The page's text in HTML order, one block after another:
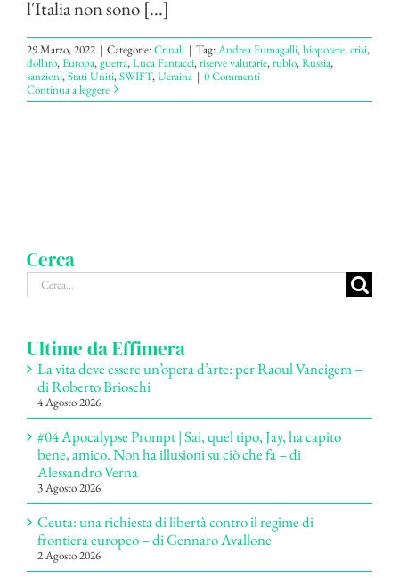
l'Italia non sono [...]
29 Marzo, 2022 | Categorie:Crinali | Tag:Andrea Fumagalli,biopotere,crisi,
dollaro,Europa,guerra,Luca Fantacci,riserve valutarie,rublo,Russia,
sanzioni,Stati Uniti,SWIFT,Ucraina | 0 Commenti
Continua a leggere
Cerca
Cerca
per:
Ultime da Effimera
La vita deve essere un’opera d’arte: per Raoul Vaneigem –
di Roberto Brioschi
4 Agosto 2026
#04 Apocalypse Prompt | Sai, quel tipo, Jay, ha capito
bene, amico. Non ha illusioni su ciò che fa – di
Alessandro Verna
3 Agosto 2026
Ceuta: una richiesta di libertà contro il regime di
frontiera europeo – di Gennaro Avallone
2 Agosto 2026